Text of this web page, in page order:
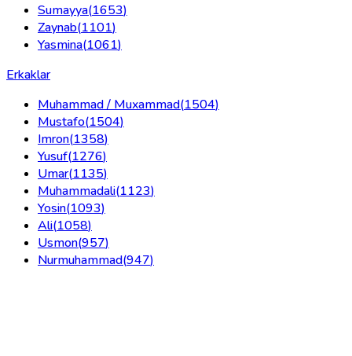
Sumayya(1653)
Zaynab(1101)
Yasmina(1061)
Erkaklar
Muhammad / Muxammad(1504)
Mustafo(1504)
Imron(1358)
Yusuf(1276)
Umar(1135)
Muhammadali(1123)
Yosin(1093)
Ali(1058)
Usmon(957)
Nurmuhammad(947)